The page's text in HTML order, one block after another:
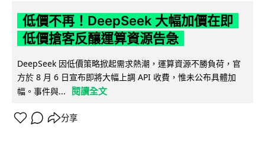
低價不再！DeepSeek 大幅加價在即
低價搶客反釀運算資源告急
DeepSeek 因低價策略掀起需求熱潮，運算資源不勝負荷，官
方於 8 月 6 日宣布即將大幅上調 API 收費，惟未公布具體加
幅。事件與...
閱讀全文
分享